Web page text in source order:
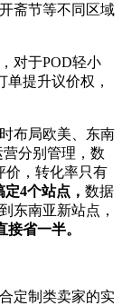
斋节等不同区域
对于POD轻小
提升议价权，
布局欧美、东南
分别管理，数
价，转化率只有
4个站点， 数据
东南亚新站点，
接省一半。
定制类卖家的实